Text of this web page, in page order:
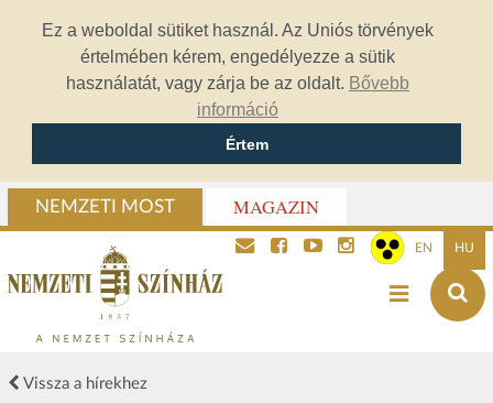
Ez a weboldal sütiket használ. Az Uniós törvények
értelmében kérem, engedélyezze a sütik
használatát, vagy zárja be az oldalt. Bővebb
információ
Értem
NEMZETI MOST MAGAZIN
EN HU
Vissza a hírekhez